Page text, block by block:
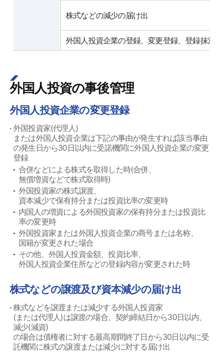
株式などの減少の届け出
外国人投資企業の登録、変更登録、登録抹消
外国人投資の事後管理
外国人投資企業の変更登録
外国投資家(代理人)
または外国人投資企業は下記の事由が発生すれば該当事由
の発生日から30日以内に受諾機関に外国人投資企業の変更
登録
合併などによる株式を取得した時(合併、
無償増資などで株式取得時)
外国投資家の株式譲渡、
資本減少で保有持分または投資比率の変更時
内国人の増資による外国投資家の保有持分または投資比
率の変更時
外国投資家または外国人投資企業の商号または名称、
国籍が変更された場合
その他、外国人投資金額、投資比率、
外国人投資企業住所などの登録内容が変更された時
株式などの譲渡及び資本減少の届け出
株式などを譲渡または減少する外国人投資家
(または代理人)は譲渡の場合、契約締結日から30日以内、
減少(減資)
の場合は債権者に対する最高期間終了日から30日以内に受
託機関に株式の譲渡または減少に対する届け出